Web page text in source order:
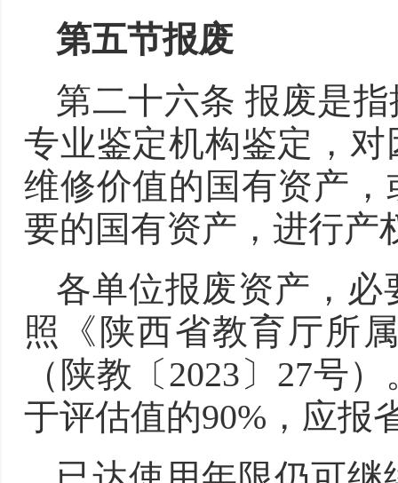
第五节报废
第二十六条 报废是
专业鉴定机构鉴定，
维修价值的国有资产
要的国有资产，进行产
各单位报废资产，
照《陕西省教育厅所
（陕教〔2023〕27号
于评估值的90%，应报